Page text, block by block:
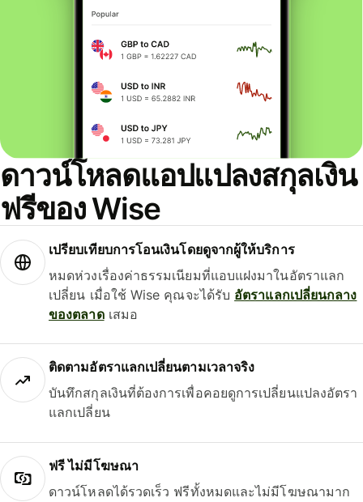
ดาวน์โหลดแอปแปลงสกุลเงิน
ฟรีของ Wise
เปรียบเทียบการโอนเงินโดยดูจากผู้ให้บริการ
หมดห่วงเรื่องค่าธรรมเนียมที่แอบแฝงมาในอัตราแลก
เปลี่ยน เมื่อใช้ Wise คุณจะได้รับ อัตราแลกเปลี่ยนกลาง
ของตลาดเสมอ
ติดตามอัตราแลกเปลี่ยนตามเวลาจริง
บันทึกสกุลเงินที่ต้องการเพื่อคอยดูการเปลี่ยนแปลงอัตรา
แลกเปลี่ยน
ฟรี ไม่มีโฆษณา
ดาวน์โหลดได้รวดเร็ว ฟรีทั้งหมดและไม่มีโฆษณามาก